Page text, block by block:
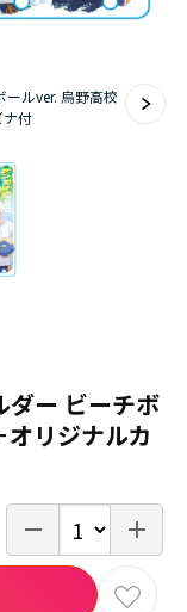
雛宮蝶鼠と
ルver. 烏野高校
付
ー ビーチボ
リジナルカ